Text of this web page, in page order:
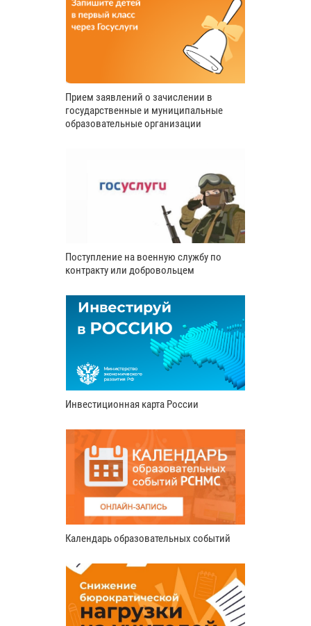
Прием заявлений о зачислении в
государственные и муниципальные
образовательные организации
Поступление на военную службу по
контракту или добровольцем
Инвестиционная карта России
Календарь образовательных событий